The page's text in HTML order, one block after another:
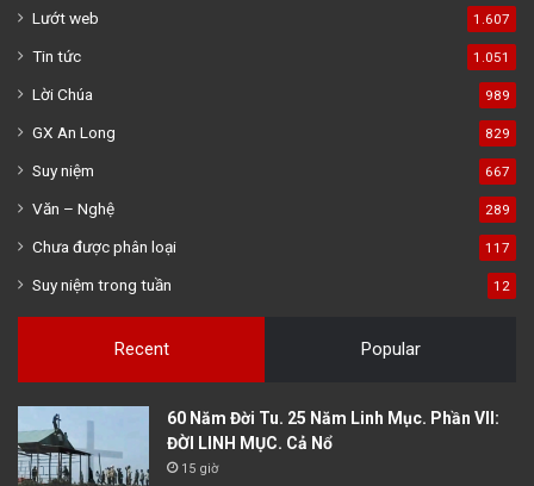
Lướt web 1.607
Tin tức 1.051
Lời Chúa 989
GX An Long 829
Suy niệm 667
Văn – Nghệ 289
Chưa được phân loại 117
Suy niệm trong tuần 12
Recent Popular
60 Năm Đời Tu. 25 Năm Linh Mục. Phần VII:
ĐỜI LINH MỤC. Cả Nổ
15 giờ